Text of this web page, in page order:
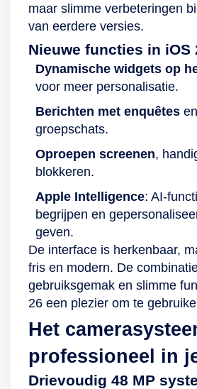
maar slimme verbeteringen
van eerdere versies.
Nieuwe functies in iOS
Dynamische widgets op
voor meer personalisatie.
Berichten met enquêtes
groepschats.
Oproepen screenen,
blokkeren.
Apple Intelligence: AI-
begrijpen en
geven.
De interface is herkenbaar,
fris en modern. De
gebruiksgemak en slimme
26 een plezier om te
Het
professioneel in
Drievoudig 48 MP